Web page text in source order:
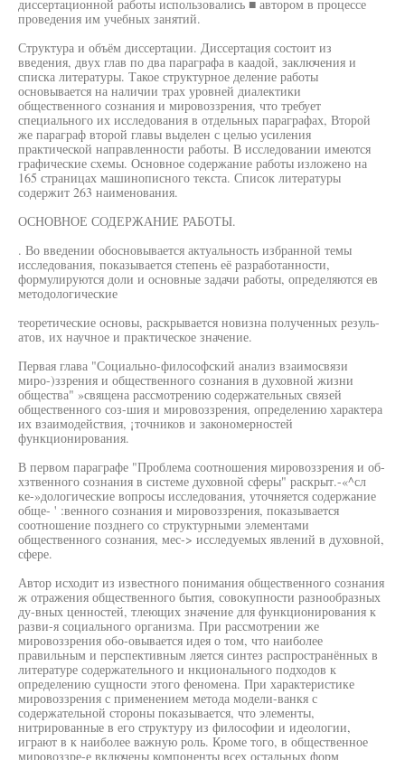
диссертационной работы использовались ■ автором в процессе
проведения им учебных занятий.
Структура и объём диссертации. Диссертация состоит из
введения, двух глав по два параграфа в каадой, заключения и
списка литературы. Такое структурное деление работы
основывается на наличии трах уровней диалектики
общественного сознания и мировоззрения, что требует
специального их исследования в отдельных параграфах, Второй
же параграф второй главы выделен с целью усиления
практической направленности работы. В исследовании имеются
графические схемы. Основное содержание работы изложено на
165 страницах машинописного текста. Список литературы
содержит 263 наименования.
ОСНОВНОЕ СОДЕРЖАНИЕ РАБОТЫ.
. Во введении обосновывается актуальность избранной темы
исследования, показывается степень её разработанности,
формулируются доли и основные задачи работы, определяются ев
методологические
теоретические основы, раскрывается новизна полученных резуль-
атов, их научное и практическое значение.
Первая глава "Социально-философский анализ взаимосвязи
миро-)ззрения и общественного сознания в духовной жизни
общества" »священа рассмотрению содержательных связей
общественного соз-шия и мировоззрения, определению характера
их взаимодействия, ¡точников и закономерностей
функционирования.
В первом параграфе "Проблема соотношения мировоззрения и об-
хзтвенного сознания в системе духовной сферы" раскрыт.-«^сл
ке-»дологические вопросы исследования, уточняется содержание
обще- ' :венного сознания и мировоззрения, показывается
соотношение позднего со структурными элементами
общественного сознания, мес-> исследуемых явлений в духовной,
сфере.
Автор исходит из известного понимания общественного сознания
ж отражения общественного бытия, совокупности разнообразных
ду-вных ценностей, тлеющих значение для функционирования к
разви-я социального организма. При рассмотрении же
мировоззрения обо-овывается идея о том, что наиболее
правильным и перспективным ляется синтез распространённых в
литературе содержательного и нкционального подходов к
определению сущности этого феномена. При характеристике
мировоззрения с применением метода модели-ванкя с
содержательной стороны показывается, что элементы,
нитрированные в его структуру из философии и идеологии,
играют в к наиболее важную роль. Кроме того, в общественное
мировоззре-е включены компоненты всех остальных форм